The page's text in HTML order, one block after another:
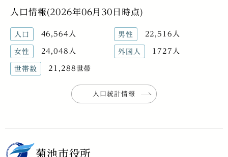
人口情報(2026年06月30日時点)
人口 46,564人 男性 22,516人
女性 24,048人 外国人 1727人
世帯数 21,288世帯
人口統計情報
菊池市役所